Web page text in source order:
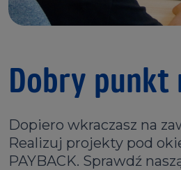
Dobry
Dopiero wkraczasz na
Realizuj projekty pod
PAYBACK. Sprawdź